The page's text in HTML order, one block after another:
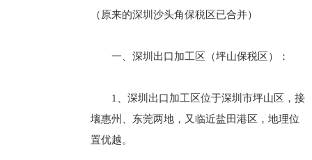
（原来的深圳沙头角保税区已合并）
一、深圳出口加工区（坪山保税区）：
1、深圳出口加工区位于深圳市坪山区，接
壤惠州、东莞两地，又临近盐田港区，地理位
置优越。